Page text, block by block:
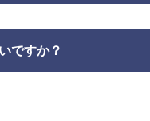
ですか？